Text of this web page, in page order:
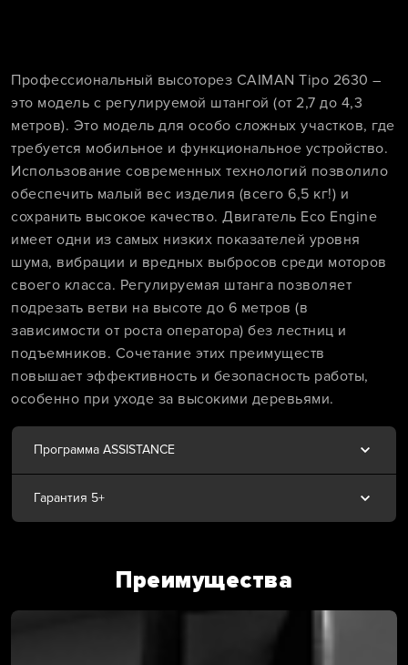
Профессиональный высоторез CAIMAN Tipo 2630 –
это модель с регулируемой штангой (от 2,7 до 4,3
метров). Это модель для особо сложных участков, где
требуется мобильное и функциональное устройство.
Использование современных технологий позволило
обеспечить малый вес изделия (всего 6,5 кг!) и
сохранить высокое качество. Двигатель Eco Engine
имеет одни из самых низких показателей уровня
шума, вибрации и вредных выбросов среди моторов
своего класса. Регулируемая штанга позволяет
подрезать ветви на высоте до 6 метров (в
зависимости от роста оператора) без лестниц и
подъемников. Сочетание этих преимуществ
повышает эффективность и безопасность работы,
особенно при уходе за высокими деревьями.
Программа ASSISTANCE
Гарантия 5+
Преимущества